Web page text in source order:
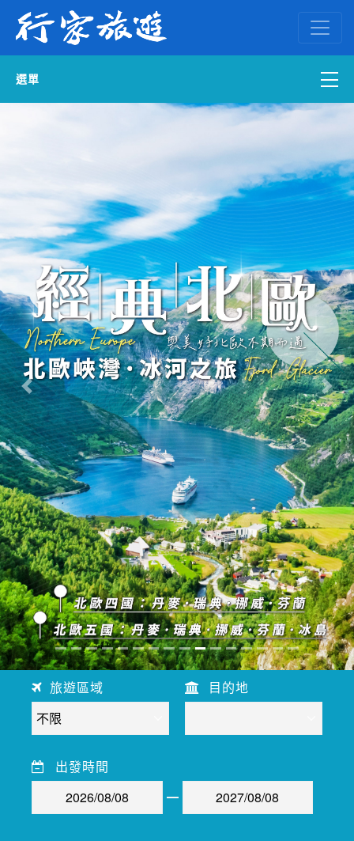
選單
中南部出發
國內旅遊
ENGLISH WEB
往前 往後
旅遊區域 目的地
出發時間